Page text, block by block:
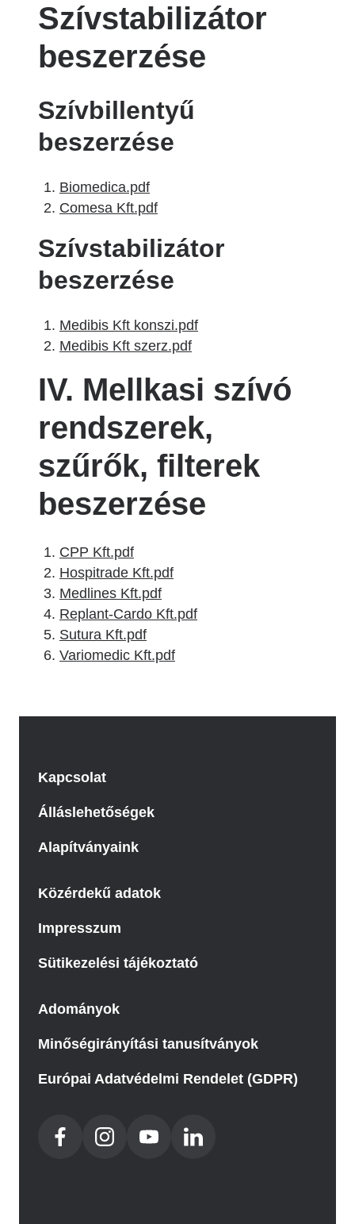
Szívstabilizátor
beszerzése
Szívbillentyű
beszerzése
Biomedica.pdf
Comesa Kft.pdf
Szívstabilizátor
beszerzése
Medibis Kft konszi.pdf
Medibis Kft szerz.pdf
IV. Mellkasi szívó
rendszerek,
szűrők, filterek
beszerzése
CPP Kft.pdf
Hospitrade Kft.pdf
Medlines Kft.pdf
Replant-Cardo Kft.pdf
Sutura Kft.pdf
Variomedic Kft.pdf
Kapcsolat
Álláslehetőségek
Alapítványaink
Közérdekű adatok
Impresszum
Sütikezelési tájékoztató
Adományok
Minőségirányítási tanusítványok
Európai Adatvédelmi Rendelet (GDPR)